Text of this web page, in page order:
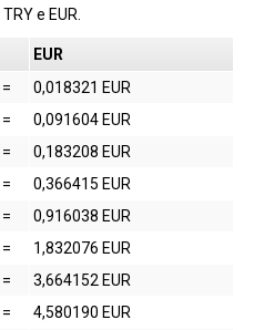
TRYe EUR
EUR
=
0,018321 EUR
=
0,091604 EUR
=
0,183208 EUR
=
0,366415 EUR
=
0,916038 EUR
=
1,832076 EUR
=
3,664152 EUR
=
4,580190 EUR